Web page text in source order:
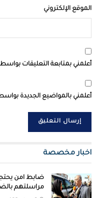
الموقع الإلكتروني
أعلمني بمتابعة التعليقات بواسطة
أعلمني بالمواضيع الجديدة
اخبار مخصصة
ضابط امن يحتجز
مراسلتهم